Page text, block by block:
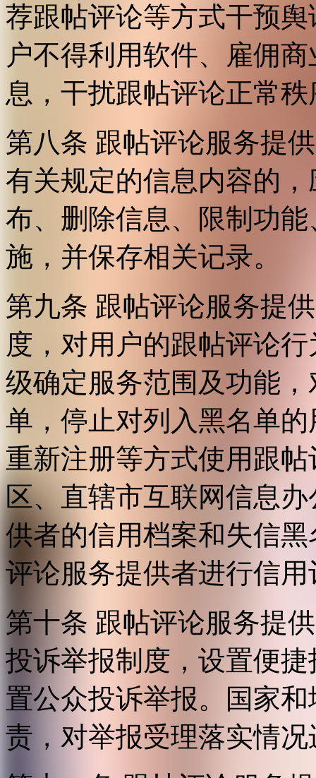
荐跟帖评论等方式干预
户不得利用软件、雇佣
息，干扰跟帖评论正常
第八条 跟帖评论服务提
有关规定的信息内容的
布、删除信息、限制功
施，并保存相关记录。
第九条 跟帖评论服务提
度，对用户的跟帖评论
级确定服务范围及功能
单，停止对列入黑名单
重新注册等方式使用跟
区、直辖市互联网信息
供者的信用档案和失信
评论服务提供者进行信用
第十条 跟帖评论服务提
投诉举报制度，设置便
置公众投诉举报。国家
责，对举报受理落实情